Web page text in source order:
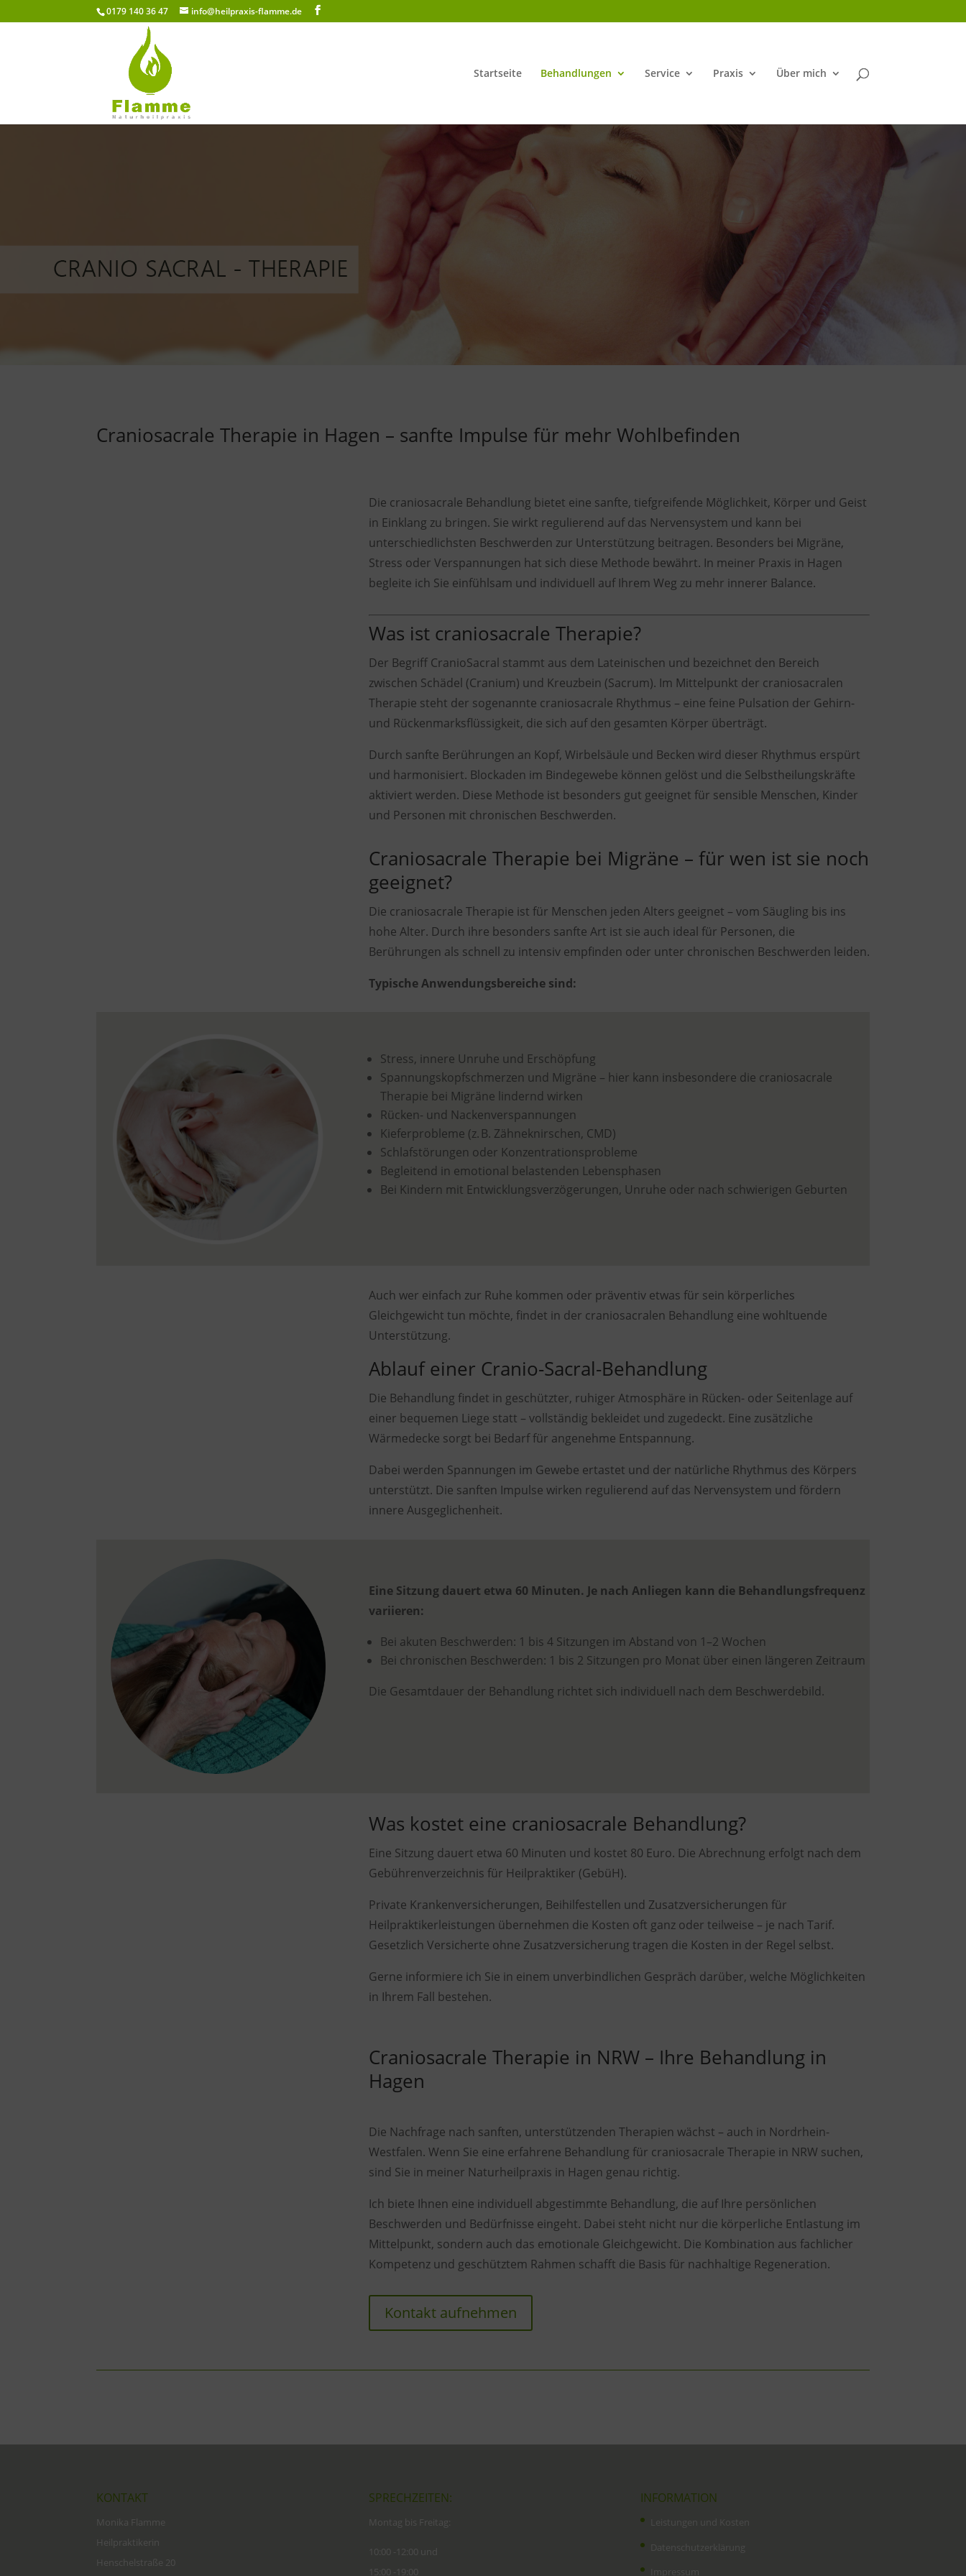
0179 140 36 47 info@heilpraxis-flamme.de
Startseite Behandlungen Service Praxis Über mich
Craniosacrale Therapie in Hagen – sanfte Impulse für mehr Wohlbefinden
Die craniosacrale Behandlung bietet eine sanfte, tiefgreifende Möglichkeit, Körper und Geist
in Einklang zu bringen. Sie wirkt regulierend auf das Nervensystem und kann bei
unterschiedlichsten Beschwerden zur Unterstützung beitragen. Besonders bei Migräne,
Stress oder Verspannungen hat sich diese Methode bewährt. In meiner Praxis in Hagen
begleite ich Sie einfühlsam und individuell auf Ihrem Weg zu mehr innerer Balance.
Was ist craniosacrale Therapie?
Der Begriff CranioSacral stammt aus dem Lateinischen und bezeichnet den Bereich
zwischen Schädel (Cranium) und Kreuzbein (Sacrum). Im Mittelpunkt der craniosacralen
Therapie steht der sogenannte craniosacrale Rhythmus – eine feine Pulsation der Gehirn-
und Rückenmarksflüssigkeit, die sich auf den gesamten Körper überträgt.
Durch sanfte Berührungen an Kopf, Wirbelsäule und Becken wird dieser Rhythmus erspürt
und harmonisiert. Blockaden im Bindegewebe können gelöst und die Selbstheilungskräfte
aktiviert werden. Diese Methode ist besonders gut geeignet für sensible Menschen, Kinder
und Personen mit chronischen Beschwerden.
Craniosacrale Therapie bei Migräne – für wen ist sie noch
geeignet?
Die craniosacrale Therapie ist für Menschen jeden Alters geeignet – vom Säugling bis ins
hohe Alter. Durch ihre besonders sanfte Art ist sie auch ideal für Personen, die
Berührungen als schnell zu intensiv empfinden oder unter chronischen Beschwerden leiden.
Typische Anwendungsbereiche sind:
Stress, innere Unruhe und Erschöpfung
Spannungskopfschmerzen und Migräne – hier kann insbesondere die craniosacrale
Therapie bei Migräne lindernd wirken
Rücken- und Nackenverspannungen
Kieferprobleme (z. B. Zähneknirschen, CMD)
Schlafstörungen oder Konzentrationsprobleme
Begleitend in emotional belastenden Lebensphasen
Bei Kindern mit Entwicklungsverzögerungen, Unruhe oder nach schwierigen Geburten
Auch wer einfach zur Ruhe kommen oder präventiv etwas für sein körperliches
Gleichgewicht tun möchte, findet in der craniosacralen Behandlung eine wohltuende
Unterstützung.
Ablauf einer Cranio-Sacral-Behandlung
Die Behandlung findet in geschützter, ruhiger Atmosphäre in Rücken- oder Seitenlage auf
einer bequemen Liege statt – vollständig bekleidet und zugedeckt. Eine zusätzliche
Wärmedecke sorgt bei Bedarf für angenehme Entspannung.
Dabei werden Spannungen im Gewebe ertastet und der natürliche Rhythmus des Körpers
unterstützt. Die sanften Impulse wirken regulierend auf das Nervensystem und fördern
innere Ausgeglichenheit.
Eine Sitzung dauert etwa 60 Minuten. Je nach Anliegen kann die Behandlungsfrequenz
variieren:
Bei akuten Beschwerden: 1 bis 4 Sitzungen im Abstand von 1–2 Wochen
Bei chronischen Beschwerden: 1 bis 2 Sitzungen pro Monat über einen längeren Zeitraum
Die Gesamtdauer der Behandlung richtet sich individuell nach dem Beschwerdebild.
Was kostet eine craniosacrale Behandlung?
Eine Sitzung dauert etwa 60 Minuten und kostet 80 Euro. Die Abrechnung erfolgt nach dem
Gebührenverzeichnis für Heilpraktiker (GebüH).
Private Krankenversicherungen, Beihilfestellen und Zusatzversicherungen für
Heilpraktikerleistungen übernehmen die Kosten oft ganz oder teilweise – je nach Tarif.
Gesetzlich Versicherte ohne Zusatzversicherung tragen die Kosten in der Regel selbst.
Gerne informiere ich Sie in einem unverbindlichen Gespräch darüber, welche Möglichkeiten
in Ihrem Fall bestehen.
Craniosacrale Therapie in NRW – Ihre Behandlung in
Hagen
Die Nachfrage nach sanften, unterstützenden Therapien wächst – auch in Nordrhein-
Westfalen. Wenn Sie eine erfahrene Behandlung für craniosacrale Therapie in NRW suchen,
sind Sie in meiner Naturheilpraxis in Hagen genau richtig.
Ich biete Ihnen eine individuell abgestimmte Behandlung, die auf Ihre persönlichen
Beschwerden und Bedürfnisse eingeht. Dabei steht nicht nur die körperliche Entlastung im
Mittelpunkt, sondern auch das emotionale Gleichgewicht. Die Kombination aus fachlicher
Kompetenz und geschütztem Rahmen schafft die Basis für nachhaltige Regeneration.
Kontakt aufnehmen
KONTAKT
Monika Flamme
Heilpraktikerin
Henschelstraße 20
SPRECHZEITEN:
Montag bis Freitag:
10:00 -12:00 und
15:00 -19:00
INFORMATION
Leistungen und Kosten
Datenschutzerklärung
Impressum